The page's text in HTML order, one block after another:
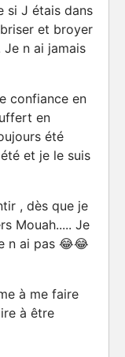
si J étais dans
et broyer
Je n ai jamais
confiance en
en
été
et je le suis
, dès que je
Mouah..... Je
n ai pas 😂😂
à me faire
à être